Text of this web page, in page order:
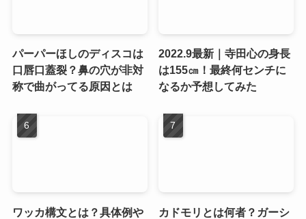
パーパーほしのディスコは
口唇口蓋裂？鼻の穴が非対
称で曲がってる原因とは
2022.9最新｜寺田心の身長
は155㎝！最終何センチに
なるか予想してみた
ワッカ構文とは？具体例や
カドモリとは何者？ガーシ